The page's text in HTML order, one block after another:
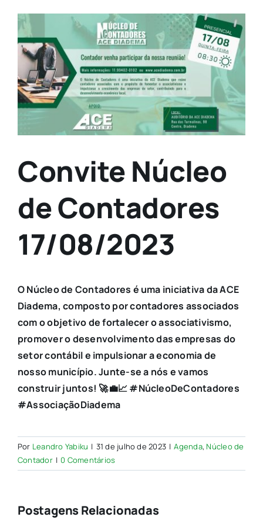
Contato
View
Larger
Image
Convite Núcleo
de Contadores
17/08/2023
O Núcleo de Contadores é uma iniciativa da ACE
Diadema, composto por contadores associados
com o objetivo de fortalecer o associativismo,
promover o desenvolvimento das empresas do
setor contábil e impulsionar a economia de
nosso município. Junte-se a nós e vamos
construir juntos! 🚀💼📈 #NúcleoDeContadores
#AssociaçãoDiadema
Por Leandro Yabiku | 31 de julho de 2023 | Agenda, Núcleo de
Contador | 0 Comentários
Postagens Relacionadas